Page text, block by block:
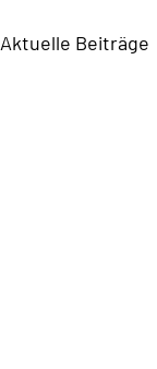
Aktuelle Beiträge